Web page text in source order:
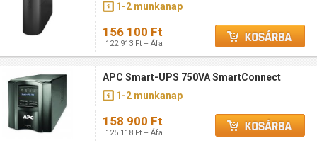
1-2 munkanap
156 100 Ft
122 913 Ft + Áfa
APC Smart-UPS 750VA SmartConnect
1-2 munkanap
158 900 Ft
125 118 Ft + Áfa